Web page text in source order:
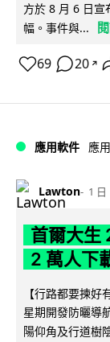
方於 8 月 6 日宣
幅。事件與...
69 20 ↗
應用軟件 應
Lawton 1 日
首爾大生
2 萬人下
【行路都要揀
星期開發防曬導
陽仰角及行道樹